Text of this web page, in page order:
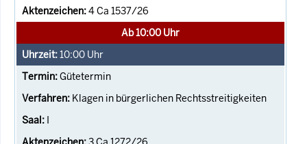
4 Ca 1537/26
Ab 10:00 Uhr
10:00 Uhr
Gütetermin
Klagen in bürgerlichen Rechtsstreitigkeiten
I